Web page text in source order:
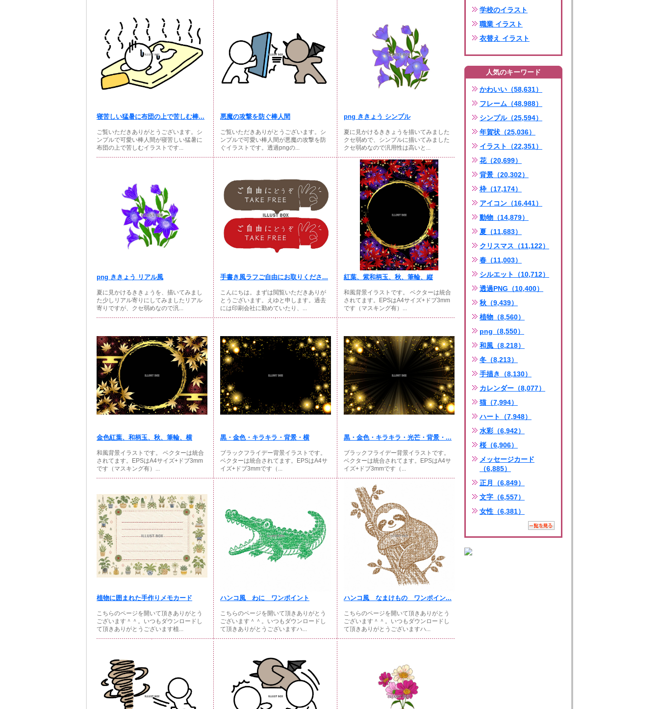
寝苦しい猛暑に布団の上で苦しむ棒...
ご覧いただきありがとうございます。シ
ンプルで可愛い棒人間が寝苦しい猛暑に
布団の上で苦しむイラストです...
悪魔の攻撃を防ぐ棒人間
ご覧いただきありがとうございます。シ
ンプルで可愛い棒人間が悪魔の攻撃を防
ぐイラストです。透過pngの...
png ききょう シンプル
夏に見かけるききょうを描いてみました
クセ弱めで、シンプルに描いてみました
クセ弱めなので汎用性は高いと...
png ききょう リアル風
夏に見かけるききょうを、描いてみまし
た少しリアル寄りにしてみましたリアル
寄りですが、クセ弱めなので汎...
手書き風ラフご自由にお取りくださ...
こんにちは。まずは閲覧いただきありが
とうございます。えゆと申します。過去
には印刷会社に勤めていたり、...
紅葉、紫和柄玉、秋、筆輪、縦
和風背景イラストです。 ベクターは統合
されてます。EPSはA4サイズ+ドブ3mm
です（マスキング有）...
金色紅葉、和柄玉、秋、筆輪、横
和風背景イラストです。 ベクターは統合
されてます。EPSはA4サイズ+ドブ3mm
です（マスキング有）...
黒・金色・キラキラ・背景・横
ブラックフライデー背景イラストです。
ベクターは統合されてます。EPSはA4サ
イズ+ドブ3mmです（...
黒・金色・キラキラ・光芒・背景・...
ブラックフライデー背景イラストです。
ベクターは統合されてます。EPSはA4サ
イズ+ドブ3mmです（...
植物に囲まれた手作りメモカード
こちらのページを開いて頂きありがとう
ございます＾＾。いつもダウンロードし
て頂きありがとうございます植...
ハンコ風 わに ワンポイント
こちらのページを開いて頂きありがとう
ございます＾＾。いつもダウンロードし
て頂きありがとうございますハ...
ハンコ風 なまけもの ワンポイン...
こちらのページを開いて頂きありがとう
ございます＾＾。いつもダウンロードし
て頂きありがとうございますハ...
学校のイラスト
職業 イラスト
衣替え イラスト
人気のキーワード
かわいい（58,631）
フレーム（48,988）
シンプル（25,594）
年賀状（25,036）
イラスト（22,351）
花（20,699）
背景（20,302）
枠（17,174）
アイコン（16,441）
動物（14,879）
夏（11,683）
クリスマス（11,122）
春（11,003）
シルエット（10,712）
透過PNG（10,400）
秋（9,439）
植物（8,560）
png（8,550）
和風（8,218）
冬（8,213）
手描き（8,130）
カレンダー（8,077）
猫（7,994）
ハート（7,948）
水彩（6,942）
桜（6,906）
メッセージカード
（6,885）
正月（6,849）
文字（6,557）
女性（6,381）